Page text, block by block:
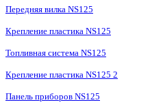
Передняя вилка NS125
Крепление пластика NS125
Топливная система NS125
Крепление пластика NS125 2
Панель приборов NS125